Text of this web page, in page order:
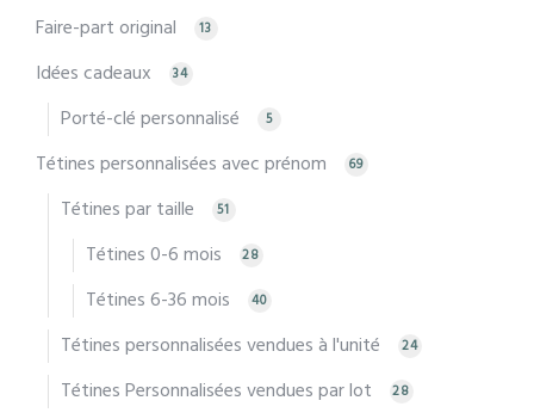
Faire-part original 13
Idées cadeaux 34
Porté-clé personnalisé 5
Tétines personnalisées avec prénom 69
Tétines par taille 51
Tétines 0-6 mois 28
Tétines 6-36 mois 40
Tétines personnalisées vendues à l'unité 24
Tétines Personnalisées vendues par lot 28